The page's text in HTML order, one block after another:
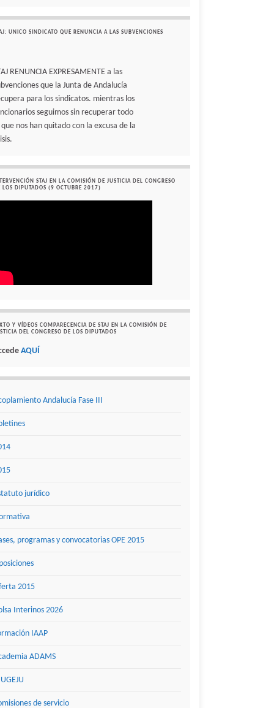
UNICO SINDICATO QUE RENUNCIA A LAS SUBVENCIONES
RENUNCIA EXPRESAMENTE a las
que la Junta de Andalucía
para los sindicatos. mientras los
seguimos sin recuperar todo
que nos han quitado con la excusa de la
STAJ EN LA COMISIÓN DE JUSTICIA DEL CONGRESO
LOS DIPUTADOS (9 OCTUBRE 2017)
Y VÍDEOS COMPARECENCIA DE STAJ EN LA COMISIÓN DE
DEL CONGRESO DE LOS DIPUTADOS
AQUÍ
Andalucía Fase III
jurídico
programas y convocatorias OPE 2015
2015
Interinos 2026
IAAP
ADAMS
de servicio